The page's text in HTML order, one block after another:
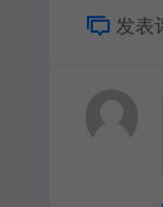
发表